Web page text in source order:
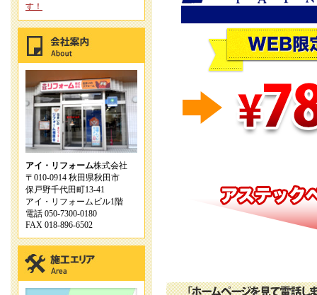
す！
アイ・リフォーム株式会社
〒010-0914 秋田県秋田市
保戸野千代田町13-41
アイ・リフォームビル1階
電話 050-7300-0180
FAX 018-896-6502